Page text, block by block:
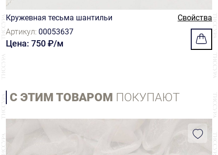
Кружевная тесьма шантильи
Свойства
Артикул: 00053637
Цена: 750 ₽/м
С ЭТИМ ТОВАРОМ ПОКУПАЮТ